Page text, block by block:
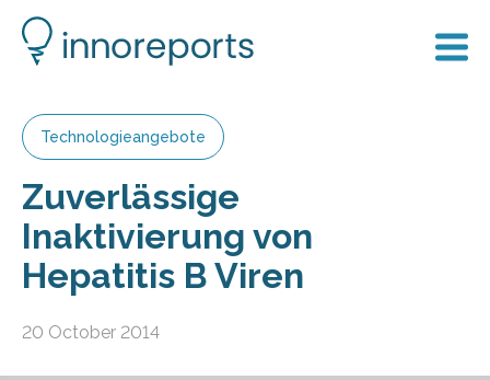
Technologieangebote
Zuverlässige
Inaktivierung von
Hepatitis B Viren
20 October 2014